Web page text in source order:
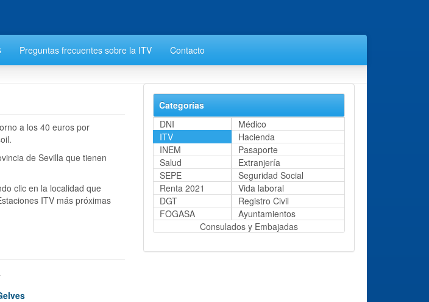
Preguntas frecuentes sobre la ITV Contacto
a los 40 euros por
de Sevilla que tienen
clic en la localidad que
ITV más próximas
Categorías
DNI
Médico
ITV
Hacienda
INEM
Pasaporte
Salud
Extranjería
SEPE
Seguridad Social
Renta 2021
Vida laboral
DGT
Registro Civil
FOGASA
Ayuntamientos
Consulados y Embajadas